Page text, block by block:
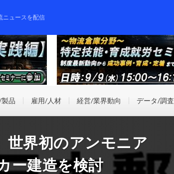
ニュースを配信
品 雇用/人材 経営/業界動向 データ/調査
世界初のアンモニア
ー建造を検討